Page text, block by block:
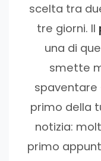
scelta tra
tre giorni. Il
una di
smette
spaventare
primo della
notizia:
primo